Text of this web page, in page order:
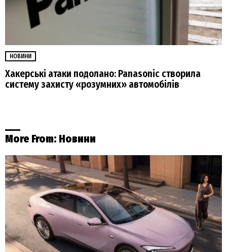
НОВИНИ
Хакерські атаки подолано: Panasonic створила
систему захисту «розумних» автомобілів
More From: Новини